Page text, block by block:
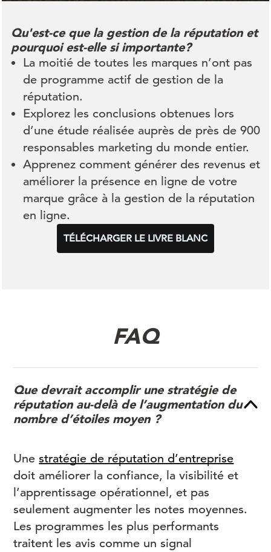
Qu'est-ce que la gestion de la réputation et
pourquoi est-elle si importante?
La moitié de toutes les marques n’ont pas
de programme actif de gestion de la
réputation.
Explorez les conclusions obtenues lors
d’une étude réalisée auprès de près de 900
responsables marketing du monde entier.
Apprenez comment générer des revenus et
améliorer la présence en ligne de votre
marque grâce à la gestion de la réputation
en ligne.
TÉLÉCHARGER LE LIVRE BLANC
FAQ
Que devrait accomplir une stratégie de
réputation au-delà de l’augmentation du
nombre d’étoiles moyen ?
Unestratégie de réputation d’entreprise
doit améliorer la confiance, la visibilité et
l’apprentissage opérationnel, et pas
seulement augmenter les notes moyennes.
Les programmes les plus performants
traitent les avis comme un signal